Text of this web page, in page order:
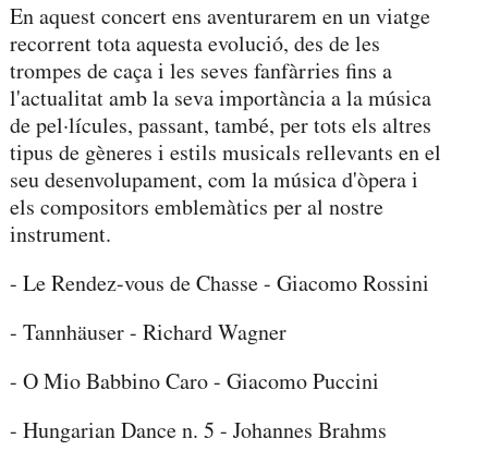
En aquest concert ens aventurarem en un viatge
recorrent tota aquesta evolució, des de les
trompes de caça i les seves fanfàrries fins a
l'actualitat amb la seva importància a la música
de pel·lícules, passant, també, per tots els altres
tipus de gèneres i estils musicals rellevants en el
seu desenvolupament, com la música d'òpera i
els compositors emblemàtics per al nostre
instrument.
- Le Rendez-vous de Chasse - Giacomo Rossini
- Tannhäuser - Richard Wagner
- O Mio Babbino Caro - Giacomo Puccini
- Hungarian Dance n. 5 - Johannes Brahms